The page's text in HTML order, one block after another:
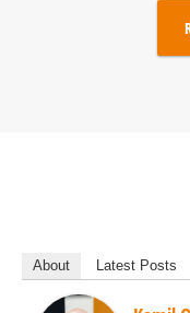
About Latest Posts